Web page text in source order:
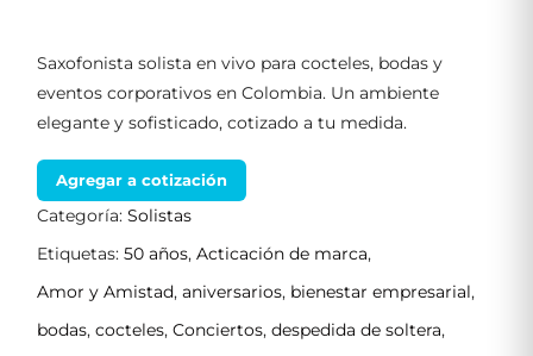
Saxofonista solista en vivo para cocteles, bodas y
eventos corporativos en Colombia. Un ambiente
elegante y sofisticado, cotizado a tu medida.
Agregar a cotización
Categoría: Solistas
Etiquetas: 50 años, Acticación de marca,
Amor y Amistad, aniversarios, bienestar empresarial,
bodas, cocteles, Conciertos, despedida de soltera,